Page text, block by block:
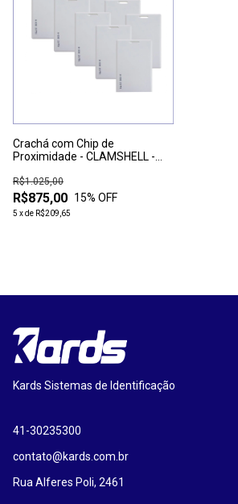
Crachá com Chip de
Proximidade - CLAMSHELL -
R$875,00
R$1.025,00
15% OFF
5 xde R$209,65
Kards Sistemas de Identificação
41-30235300
contato@kards.com.br
Rua Alferes Poli, 2461